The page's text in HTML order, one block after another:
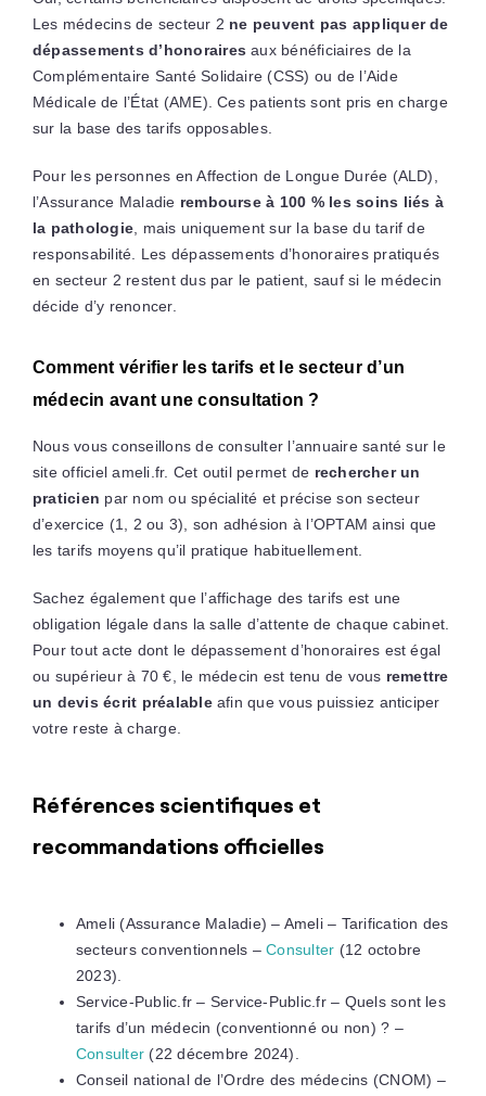
Les médecins de secteur 2 ne peuvent pas appliquer de
dépassements d’honoraires aux bénéficiaires de la
Complémentaire Santé Solidaire (CSS) ou de l’Aide
Médicale de l’État (AME). Ces patients sont pris en charge
sur la base des tarifs opposables.
Pour les personnes en Affection de Longue Durée (ALD),
l’Assurance Maladie rembourse à 100 % les soins liés à
la pathologie, mais uniquement sur la base du tarif de
responsabilité. Les dépassements d’honoraires pratiqués
en secteur 2 restent dus par le patient, sauf si le médecin
décide d’y renoncer.
Comment vérifier les tarifs et le secteur d’un
médecin avant une consultation ?
Nous vous conseillons de consulter l’annuaire santé sur le
site officiel ameli.fr. Cet outil permet de rechercher un
praticien par nom ou spécialité et précise son secteur
d’exercice (1, 2 ou 3), son adhésion à l’OPTAM ainsi que
les tarifs moyens qu’il pratique habituellement.
Sachez également que l’affichage des tarifs est une
obligation légale dans la salle d’attente de chaque cabinet.
Pour tout acte dont le dépassement d’honoraires est égal
ou supérieur à 70 €, le médecin est tenu de vous remettre
un devis écrit préalableafin que vous puissiez anticiper
votre reste à charge.
Références scientifiques et
recommandations officielles
Ameli (Assurance Maladie) – Ameli – Tarification des
secteurs conventionnels –Consulter (12 octobre
2023).
Service-Public.fr – Service-Public.fr – Quels sont les
tarifs d’un médecin (conventionné ou non) ? –
Consulter (22 décembre 2024).
Conseil national de l’Ordre des médecins (CNOM) –